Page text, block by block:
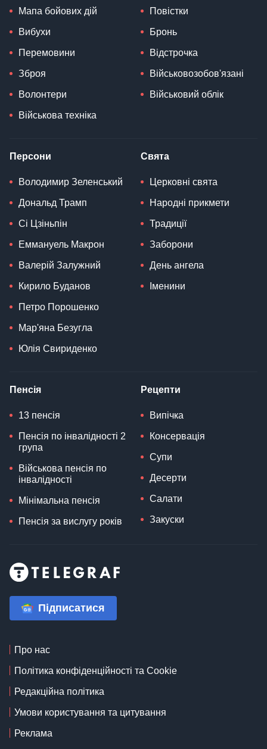
Мапа бойових дій
Вибухи
Перемовини
Зброя
Волонтери
Військова техніка
Повістки
Бронь
Відстрочка
Військовозобов'язані
Військовий облік
Персони
Володимир Зеленський
Дональд Трамп
Сі Цзіньпін
Еммануель Макрон
Валерій Залужний
Кирило Буданов
Петро Порошенко
Мар'яна Безугла
Юлія Свириденко
Свята
Церковні свята
Народні прикмети
Традиції
Заборони
День ангела
Іменини
Пенсія
13 пенсія
Пенсія по інвалідності 2
група
Військова пенсія по
інвалідності
Мінімальна пенсія
Пенсія за вислугу років
Рецепти
Випічка
Консервація
Супи
Десерти
Салати
Закуски
Підписатися
Про нас
Політика конфіденційності та Cookie
Редакційна політика
Умови користування та цитування
Реклама